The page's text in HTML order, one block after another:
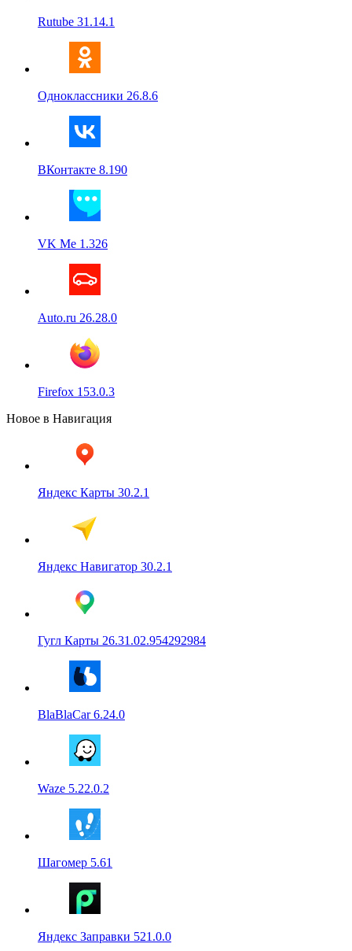
Rutube 31.14.1
Одноклассники 26.8.6
ВКонтакте 8.190
VK Me 1.326
Auto.ru 26.28.0
Firefox 153.0.3
Новое в Навигация
Яндекс Карты 30.2.1
Яндекс Навигатор 30.2.1
Гугл Карты 26.31.02.954292984
BlaBlaCar 6.24.0
Waze 5.22.0.2
Шагомер 5.61
Яндекс Заправки 521.0.0